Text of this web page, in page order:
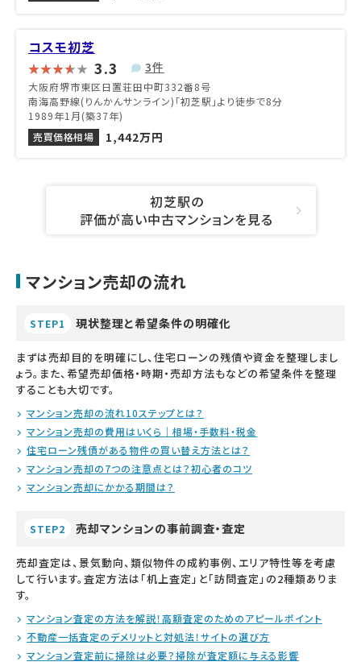
コスモ初芝
3.3 3件
大阪府堺市東区日置荘田中町332番8号
南海高野線(りんかんサンライン)「初芝駅」より徒歩で8分
1989年1月(築37年)
売買価格相場
1,442万円
初芝駅の
評価が高い中古マンションを見る
マンション売却の流れ
STEP1 現状整理と希望条件の明確化
まずは売却目的を明確にし、住宅ローンの残債や資金を整理しまし
ょう。また、希望売却価格・時期・売却方法もなどの希望条件を整理
することも大切です。
マンション売却の流れ10ステップとは？
マンション売却の費用はいくら｜相場・手数料・税金
住宅ローン残債がある物件の買い替え方法とは？
マンション売却の7つの注意点とは？初心者のコツ
マンション売却にかかる期間は？
STEP2 売却マンションの事前調査・査定
売却査定は、景気動向、類似物件の成約事例、エリア特性等を考慮
して行います。査定方法は「机上査定」と「訪問査定」の2種類ありま
す。
マンション査定の方法を解説！高額査定のためのアピールポイント
不動産一括査定のデメリットと対処法！サイトの選び方
マンション査定前に掃除は必要？掃除が査定額に与える影響